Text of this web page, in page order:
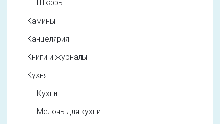
Шкафы
Камины
Канцелярия
Книги и журналы
Кухня
Кухни
Мелочь для кухни